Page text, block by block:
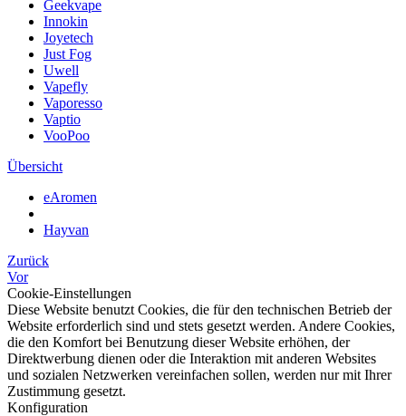
Geekvape
Innokin
Joyetech
Just Fog
Uwell
Vapefly
Vaporesso
Vaptio
VooPoo
Übersicht
eAromen
Hayvan
Zurück
Vor
Cookie-Einstellungen
Diese Website benutzt Cookies, die für den technischen Betrieb der
Website erforderlich sind und stets gesetzt werden. Andere Cookies,
die den Komfort bei Benutzung dieser Website erhöhen, der
Direktwerbung dienen oder die Interaktion mit anderen Websites
und sozialen Netzwerken vereinfachen sollen, werden nur mit Ihrer
Zustimmung gesetzt.
Konfiguration